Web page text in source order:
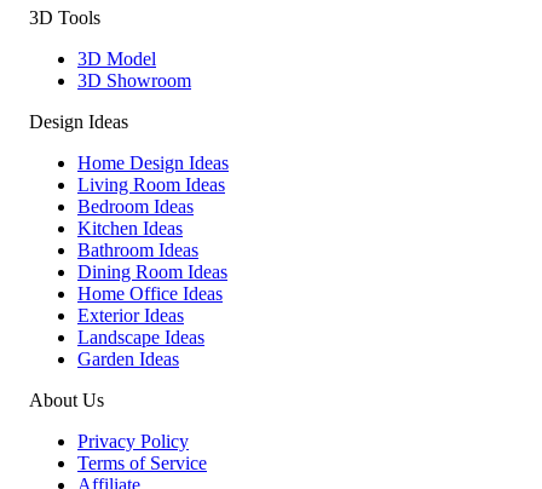
3D Tools
3D Model
3D Showroom
Design Ideas
Home Design Ideas
Living Room Ideas
Bedroom Ideas
Kitchen Ideas
Bathroom Ideas
Dining Room Ideas
Home Office Ideas
Exterior Ideas
Landscape Ideas
Garden Ideas
About Us
Privacy Policy
Terms of Service
Affiliate